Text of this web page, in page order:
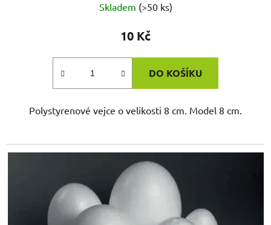
Skladem (>50 ks)
10 Kč
DO KOŠÍKU
Polystyrenové vejce o velikosti 8 cm. Model 8 cm.